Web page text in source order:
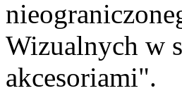
Wizualnych w
akcesoriami".